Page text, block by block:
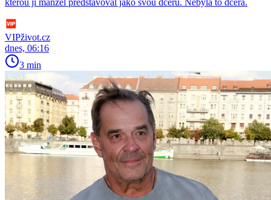
kterou jí manžel představoval jako svou dceru. Nebyla to dcera.
VIPživot.cz
dnes, 06:16
3 min